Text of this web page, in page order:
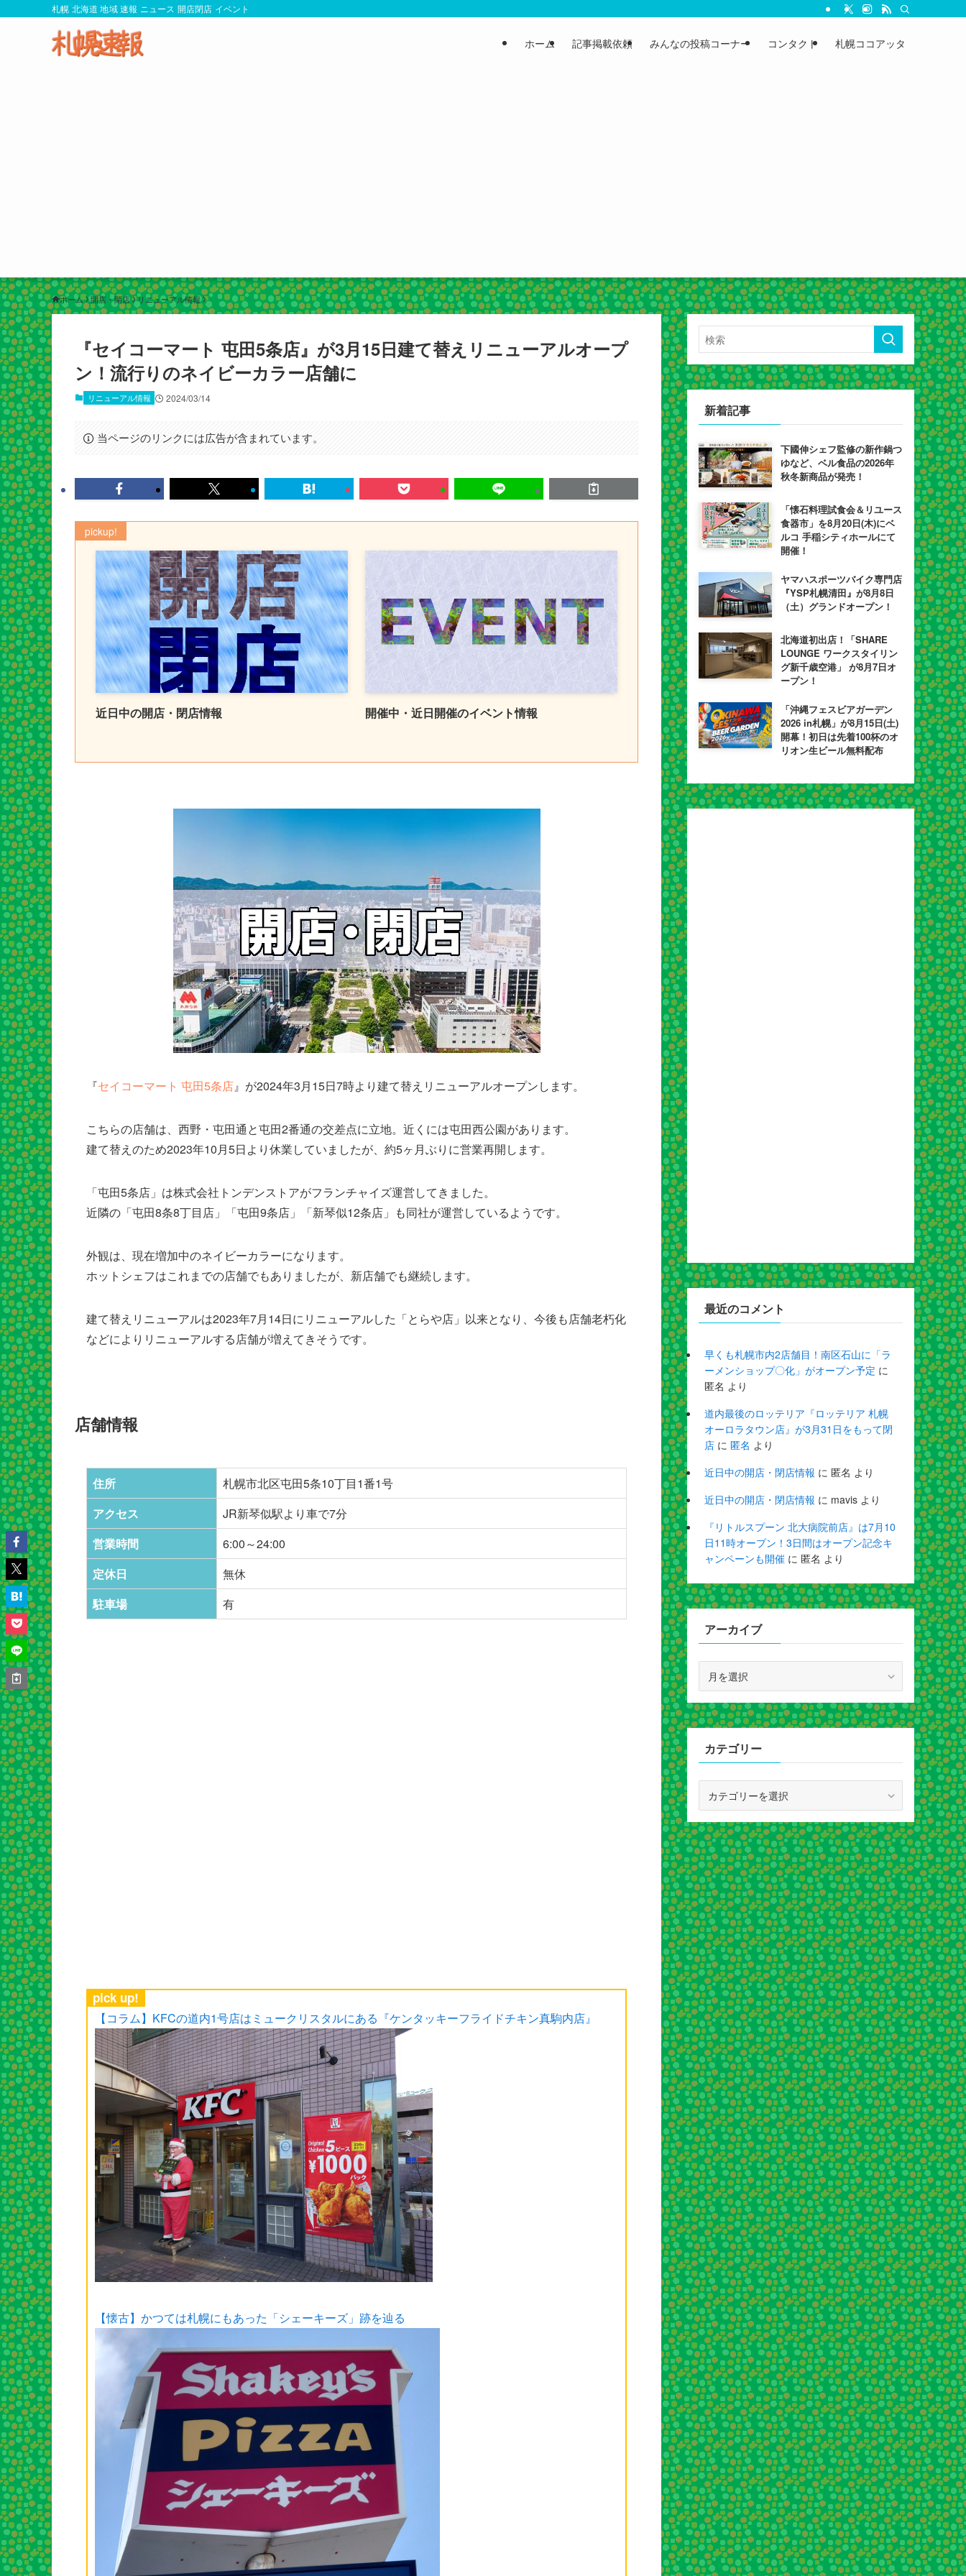
札幌 北海道 地域 速報 ニュース 開店閉店 イベント
ホーム 記事掲載依頼 みんなの投稿コーナー コンタクト 札幌ココアッタ
ホーム 開店・閉店 リニューアル情報
『セイコーマート 屯田5条店』が3月15日建て替えリニューアルオープ
ン！流行りのネイビーカラー店舗に
リニューアル情報 2024/03/14
当ページのリンクには広告が含まれています。
pickup!
近日中の開店・閉店情報 開催中・近日開催のイベント情報
『セイコーマート 屯田5条店』が2024年3月15日7時より建て替えリニューアルオープンします。
こちらの店舗は、西野・屯田通と屯田2番通の交差点に立地。近くには屯田西公園があります。
建て替えのため2023年10月5日より休業していましたが、約5ヶ月ぶりに営業再開します。
「屯田5条店」は株式会社トンデンストアがフランチャイズ運営してきました。
近隣の「屯田8条8丁目店」「屯田9条店」「新琴似12条店」も同社が運営しているようです。
外観は、現在増加中のネイビーカラーになります。
ホットシェフはこれまでの店舗でもありましたが、新店舗でも継続します。
建て替えリニューアルは2023年7月14日にリニューアルした「とらや店」以来となり、今後も店舗老朽化
などによりリニューアルする店舗が増えてきそうです。
店舗情報
住所
札幌市北区屯田5条10丁目1番1号
アクセス
JR新琴似駅より車で7分
営業時間
6:00～24:00
定休日
無休
駐車場
有
pick up!
【コラム】KFCの道内1号店はミュークリスタルにある『ケンタッキーフライドチキン真駒内店』
【懐古】かつては札幌にもあった「シェーキーズ」跡を辿る
新着記事
下國伸シェフ監修の新作鍋つ
ゆなど、ベル食品の2026年
秋冬新商品が発売！
「懐石料理試食会＆リユース
食器市」を8月20日(木)にベ
ルコ 手稲シティホールにて
開催！
ヤマハスポーツバイク専門店
『YSP札幌清田』が8月8日
（土）グランドオープン！
北海道初出店！「SHARE
LOUNGE ワークスタイリン
グ新千歳空港」 が8月7日オ
ープン！
「沖縄フェスビアガーデン
2026 in札幌」が8月15日(土)
開幕！初日は先着100杯のオ
リオン生ビール無料配布
最近のコメント
早くも札幌市内2店舗目！南区石山に「ラ
ーメンショップ〇化」がオープン予定 に
匿名 より
道内最後のロッテリア『ロッテリア 札幌
オーロラタウン店』が3月31日をもって閉
店 に 匿名 より
近日中の開店・閉店情報 に 匿名 より
近日中の開店・閉店情報 に mavis より
『リトルスプーン 北大病院前店』は7月10
日11時オープン！3日間はオープン記念キ
ャンペーンも開催 に 匿名 より
アーカイブ
カ
イ
ブ
カテゴリー
ゴ
リ
ー